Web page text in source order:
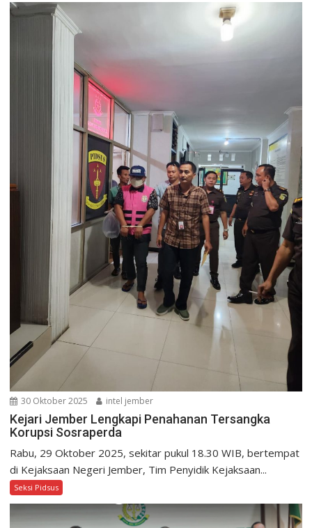
30 Oktober 2025 intel jember
Kejari Jember Lengkapi Penahanan Tersangka
Korupsi Sosraperda
Rabu, 29 Oktober 2025, sekitar pukul 18.30 WIB, bertempat
di Kejaksaan Negeri Jember, Tim Penyidik Kejaksaan...
Seksi Pidsus